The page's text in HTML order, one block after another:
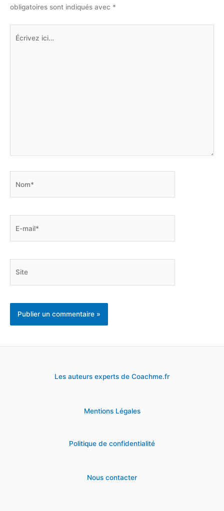
obligatoires sont indiqués avec *
Les auteurs experts de Coachme.fr
Mentions Légales
Politique de confidentialité
Nous contacter